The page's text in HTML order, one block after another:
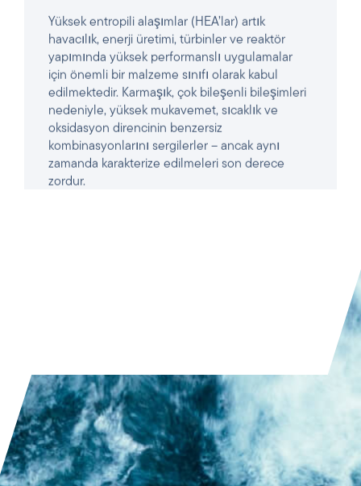
edilmektedir. Karmaşık, çok bileşenli bileşimleri
nedeniyle, yüksek mukavemet, sıcaklık ve
oksidasyon direncinin benzersiz
kombinasyonlarını sergilerler – ancak aynı
zamanda karakterize edilmeleri son derece
zordur.